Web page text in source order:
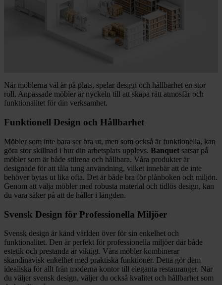
När möblerna väl är på plats, spelar design och hållbarhet en stor
roll. Anpassade möbler är nyckeln till att skapa rätt atmosfär och
funktionalitet för din verksamhet.
Funktionell Design och Hållbarhet
Möbler som inte bara ser bra ut, men som också är funktionella, kan
göra stor skillnad i hur din arbetsplats upplevs. Banquet satsar på
möbler som är både stilrena och hållbara. Våra produkter är
designade för att tåla tung användning, vilket innebär att de inte
behöver bytas ut lika ofta. Det är både bra för plånboken och miljön.
Genom att välja möbler med robusta material och tidlös design, kan
du vara säker på att de håller i längden.
Svensk Design för Professionella Miljöer
Svensk design är känd världen över för sin enkelhet och
funktionalitet. Den är perfekt för professionella miljöer där både
estetik och prestanda är viktigt. Våra möbler kombinerar
skandinavisk enkelhet med praktiska funktioner. Detta gör dem
idealiska för allt från moderna kontor till eleganta restauranger. När
du väljer svensk design, väljer du också kvalitet och hållbarhet som